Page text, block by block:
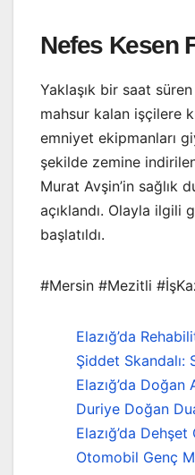
Nefes Kesen
Yaklaşık bir saat
mahsur kalan işçilere
emniyet ekipmanları
şekilde zemine
Murat Avşin’in sağlık
açıklandı. Olayla ilgili
başlatıldı.
#Mersin #Mezitli
Elazığ’da
Şiddet Skandalı:
Elazığ’da Doğan
Duriye Doğan
Elazığ’da
Otomobil Genç